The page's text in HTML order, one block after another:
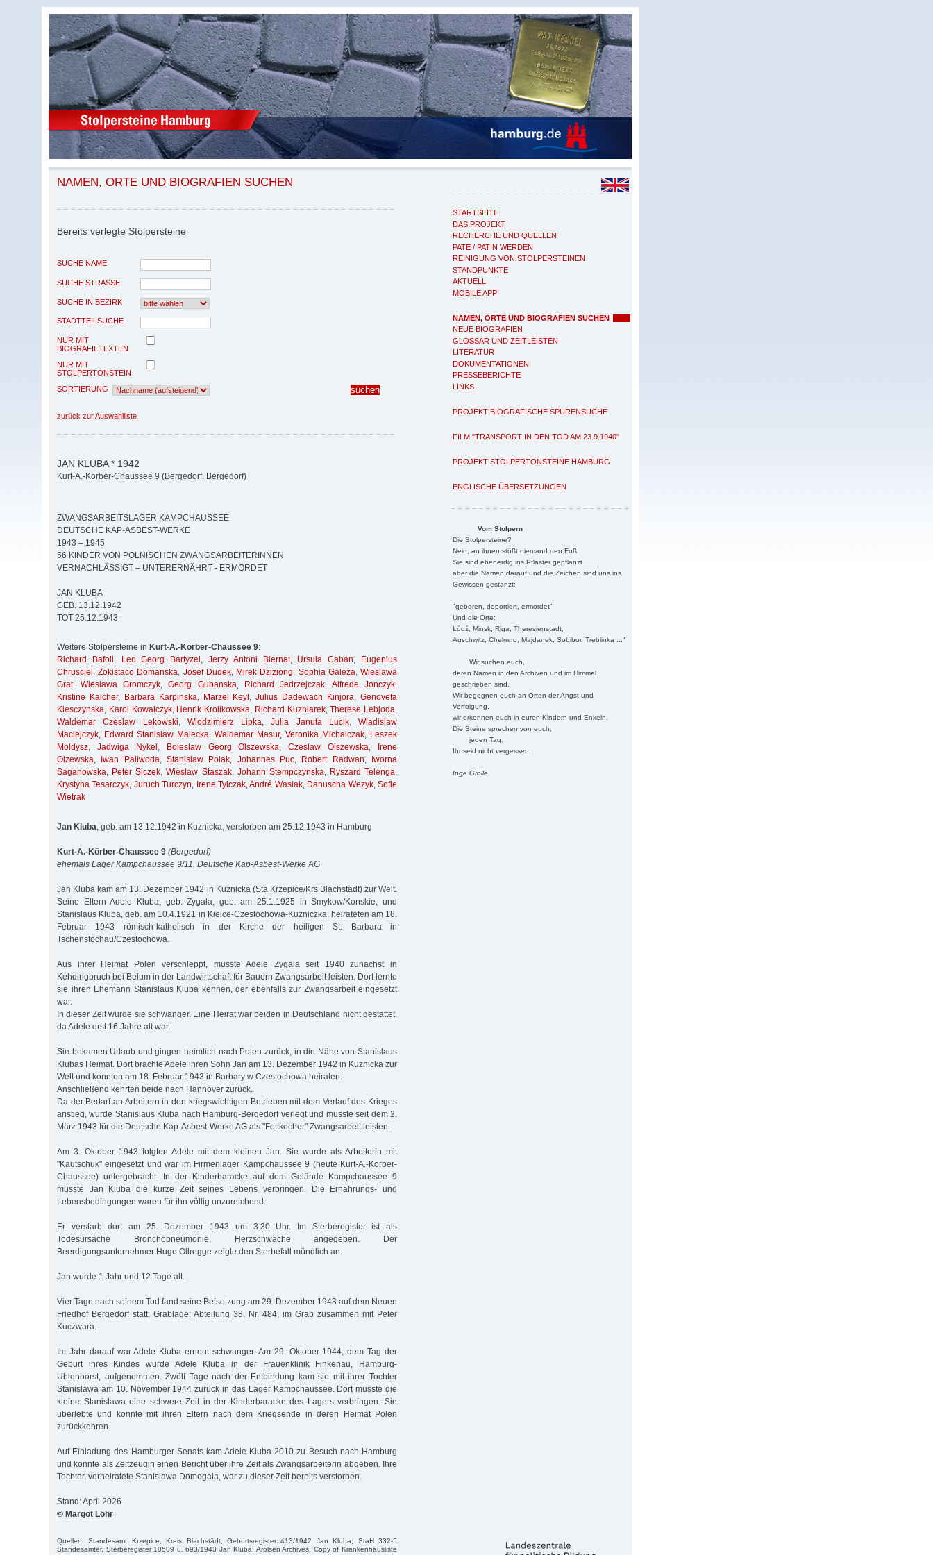
STARTSEITE
DAS PROJEKT
RECHERCHE UND QUELLEN
PATE / PATIN WERDEN
REINIGUNG VON STOLPERSTEINEN
STANDPUNKTE
AKTUELL
MOBILE APP
NAMEN, ORTE UND BIOGRAFIEN SUCHEN
NEUE BIOGRAFIEN
GLOSSAR UND ZEITLEISTEN
LITERATUR
DOKUMENTATIONEN
PRESSEBERICHTE
LINKS
PROJEKT BIOGRAFISCHE SPURENSUCHE
FILM "TRANSPORT IN DEN TOD AM 23.9.1940"
PROJEKT STOLPERTONSTEINE HAMBURG
ENGLISCHE ÜBERSETZUNGEN
Vom Stolpern
Die Stolpersteine?
Nein, an ihnen stößt niemand den Fuß
Sie sind ebenerdig ins Pflaster gepflanzt
aber die Namen darauf und die Zeichen sind uns ins
Gewissen gestanzt:
"geboren, deportiert, ermordet"
Und die Orte:
Łódź, Minsk, Riga, Theresienstadt,
Auschwitz, Chelmno, Majdanek, Sobibor, Treblinka ..."
Wir suchen euch,
deren Namen in den Archiven und im Himmel
geschrieben sind.
Wir begegnen euch an Orten der Angst und
Verfolgung,
wir erkennen euch in euren Kindern und Enkeln.
Die Steine sprechen von euch,
jeden Tag.
Ihr seid nicht vergessen.
Inge Grolle
NAMEN, ORTE UND BIOGRAFIEN SUCHEN
Bereits verlegte Stolpersteine
SUCHE NAME
SUCHE STRASSE
SUCHE IN BEZIRK
STADTTEILSUCHE
NUR MIT
BIOGRAFIETEXTEN
NUR MIT
STOLPERTONSTEIN
SORTIERUNG
zurück zur Auswahlliste
JAN KLUBA * 1942
Kurt-A.-Körber-Chaussee 9 (Bergedorf, Bergedorf)
ZWANGSARBEITSLAGER KAMPCHAUSSEE
DEUTSCHE KAP-ASBEST-WERKE
1943 – 1945
56 KINDER VON POLNISCHEN ZWANGSARBEITERINNEN
VERNACHLÄSSIGT – UNTERERNÄHRT - ERMORDET
JAN KLUBA
GEB. 13.12.1942
TOT 25.12.1943
Weitere Stolpersteine in Kurt-A.-Körber-Chaussee 9:
Richard Bafoll , Leo Georg Bartyzel ,Jerzy Antoni Biernat, Ursula Caban,
Eugenius
Chrusciel ,Zokistaco Domanska, Josef Dudek, Mirek Dziziong, Sophia Galeza,Wieslawa
Grat,Wieslawa Gromczyk,Georg Gubanska, Richard Jedrzejczak, Alfrede Jonczyk,
Kristine Kaicher, Barbara Karpinska, Marzel Keyl ,Julius Dadewach Kinjora,Genovefa
Klesczynska, Karol Kowalczyk, Henrik Krolikowska, Richard Kuzniarek,Therese Lebjoda,
Waldemar Czeslaw Lekowski, Wlodzimierz Lipka,Julia Januta Lucik, Wladislaw
Maciejczyk, Edward Stanislaw Malecka, Waldemar Masur, Veronika Michalczak, Leszek
Moldysz, Jadwiga Nykel , Boleslaw Georg Olszewska,Czeslaw Olszewska,
Irene
Olzewska, Iwan Paliwoda,Stanislaw Polak, Johannes Puc, Robert Radwan,
Iworna
Saganowska, Peter Siczek,Wieslaw Staszak, Johann Stempczynska, Ryszard Telenga,
Krystyna Tesarczyk, Juruch Turczyn, Irene Tylczak,André Wasiak, Danuscha Wezyk,Sofie
Wietrak
Jan Kluba , geb. am 13.12.1942 in Kuznicka, verstorben am 25.12.1943 in Hamburg
Kurt-A.-Körber-Chaussee 9 (Bergedorf)
ehemals Lager Kampchaussee 9/11, Deutsche Kap-Asbest-Werke AG
Jan Kluba kam am 13. Dezember 1942 in Kuznicka (Sta Krzepice/Krs Blachstädt) zur Welt.
Seine Eltern Adele Kluba, geb. Zygala, geb. am 25.1.1925 in Smykow/Konskie, und
Stanislaus Kluba, geb. am 10.4.1921 in Kielce-Czestochowa-Kuzniczka, heirateten am 18.
Februar 1943 römisch-katholisch in der Kirche der heiligen St. Barbara in
Tschenstochau/Czestochowa.
Aus ihrer Heimat Polen verschleppt, musste Adele Zygala seit 1940 zunächst in
Kehdingbruch bei Belum in der Landwirtschaft für Bauern Zwangsarbeit leisten. Dort lernte
sie ihren Ehemann Stanislaus Kluba kennen, der ebenfalls zur Zwangsarbeit eingesetzt
war.
In dieser Zeit wurde sie schwanger. Eine Heirat war beiden in Deutschland nicht gestattet,
da Adele erst 16 Jahre alt war.
Sie bekamen Urlaub und gingen heimlich nach Polen zurück, in die Nähe von Stanislaus
Klubas Heimat. Dort brachte Adele ihren Sohn Jan am 13. Dezember 1942 in Kuznicka zur
Welt und konnten am 18. Februar 1943 in Barbary w Czestochowa heiraten.
Anschließend kehrten beide nach Hannover zurück.
Da der Bedarf an Arbeitern in den kriegswichtigen Betrieben mit dem Verlauf des Krieges
anstieg, wurde Stanislaus Kluba nach Hamburg-Bergedorf verlegt und musste seit dem 2.
März 1943 für die Deutsche Kap-Asbest-Werke AG als "Fettkocher" Zwangsarbeit leisten.
Am 3. Oktober 1943 folgten Adele mit dem kleinen Jan. Sie wurde als Arbeiterin mit
"Kautschuk" eingesetzt und war im Firmenlager Kampchaussee 9 (heute Kurt-A.-Körber-
Chaussee) untergebracht. In der Kinderbaracke auf dem Gelände Kampchaussee 9
musste Jan Kluba die kurze Zeit seines Lebens verbringen. Die Ernährungs- und
Lebensbedingungen waren für ihn völlig unzureichend.
Er verstarb dort am 25. Dezember 1943 um 3:30 Uhr. Im Sterberegister ist als
Todesursache Bronchopneumonie, Herzschwäche angegeben. Der
Beerdigungsunternehmer Hugo Ollrogge zeigte den Sterbefall mündlich an.
Jan wurde 1 Jahr und 12 Tage alt.
Vier Tage nach seinem Tod fand seine Beisetzung am 29. Dezember 1943 auf dem Neuen
Friedhof Bergedorf statt, Grablage: Abteilung 38, Nr. 484, im Grab zusammen mit Peter
Kuczwara.
Im Jahr darauf war Adele Kluba erneut schwanger. Am 29. Oktober 1944, dem Tag der
Geburt ihres Kindes wurde Adele Kluba in der Frauenklinik Finkenau, Hamburg-
Uhlenhorst, aufgenommen. Zwölf Tage nach der Entbindung kam sie mit ihrer Tochter
Stanislawa am 10. November 1944 zurück in das Lager Kampchaussee. Dort musste die
kleine Stanislawa eine schwere Zeit in der Kinderbaracke des Lagers verbringen. Sie
überlebte und konnte mit ihren Eltern nach dem Kriegsende in deren Heimat Polen
zurückkehren.
Auf Einladung des Hamburger Senats kam Adele Kluba 2010 zu Besuch nach Hamburg
und konnte als Zeitzeugin einen Bericht über ihre Zeit als Zwangsarbeiterin abgeben. Ihre
Tochter, verheiratete Stanislawa Domogala, war zu dieser Zeit bereits verstorben.
Stand: April 2026
© Margot Löhr
Quellen: Standesamt Krzepice, Kreis Blachstädt, Geburtsregister 413/1942 Jan Kluba; StaH 332-5
Standesämter, Sterberegister 10509 u. 693/1943 Jan Kluba; Arolsen Archives, Copy of Krankenhausliste